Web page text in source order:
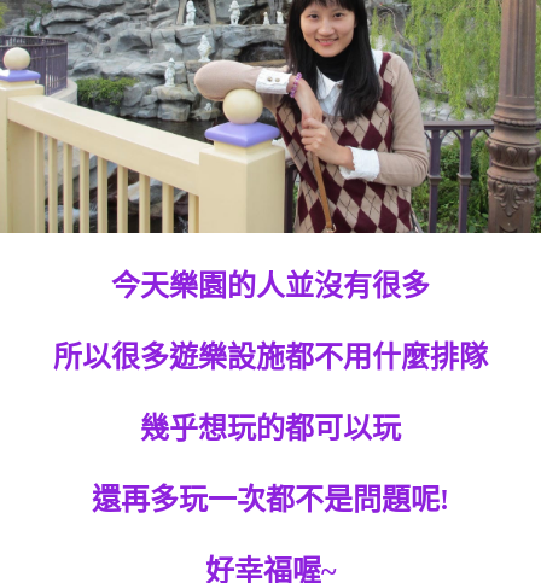
今天樂園的人並沒有很多
所以很多遊樂設施都不用什麼排隊
幾乎想玩的都可以玩
還再多玩一次都不是問題呢!
好幸福喔~